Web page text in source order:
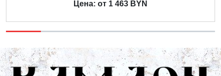
Цена: от 1 463 BYN